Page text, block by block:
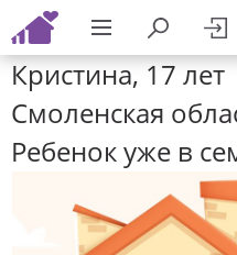
Кристина, 17 лет
Смоленская
Ребенок уже в